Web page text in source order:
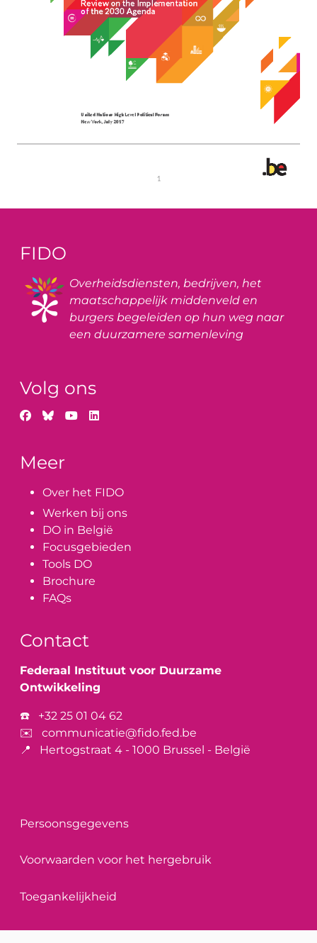
FIDO
Image
Overheidsdiensten, bedrijven, het
maatschappelijk middenveld en
burgers begeleiden op hun weg naar
een duurzamere samenleving
Volg ons
Meer
Over het FIDO
Werken bij ons
DO in België
Focusgebieden
Tools DO
Brochure
FAQs
Contact
Federaal Instituut voor Duurzame
Ontwikkeling
☎️ +32 25 01 04 62
✉️ communicatie@fido.fed.be
📍 Hertogstraat 4 - 1000 Brussel - België
Voet
Persoonsgegevens
Voorwaarden voor het hergebruik
Toegankelijkheid